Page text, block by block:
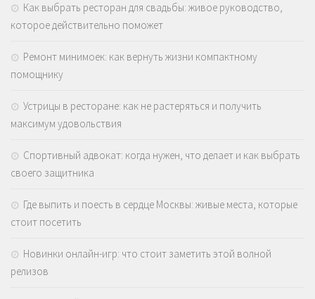
Как выбрать ресторан для свадьбы: живое руководство,
которое действительно поможет
Ремонт минимоек: как вернуть жизни компактному
помощнику
Устрицы в ресторане: как не растеряться и получить
максимум удовольствия
Спортивный адвокат: когда нужен, что делает и как выбрать
своего защитника
Где выпить и поесть в сердце Москвы: живые места, которые
стоит посетить
Новинки онлайн-игр: что стоит заметить этой волной
релизов